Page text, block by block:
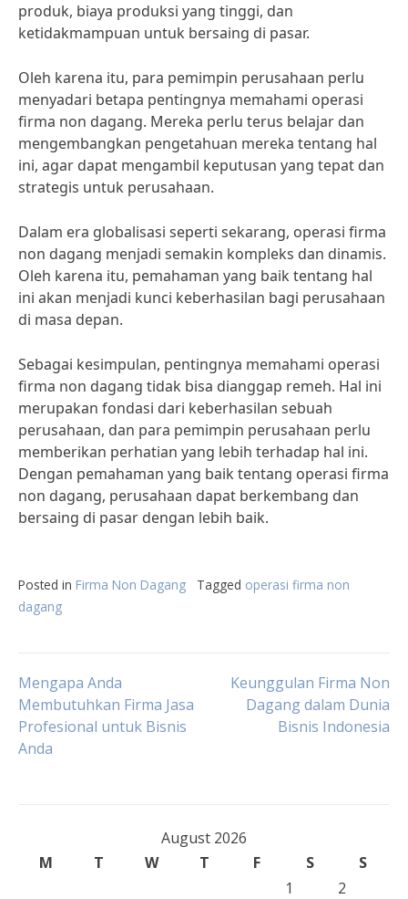
produk, biaya produksi yang tinggi, dan
ketidakmampuan untuk bersaing di pasar.
Oleh karena itu, para pemimpin perusahaan perlu
menyadari betapa pentingnya memahami operasi
firma non dagang. Mereka perlu terus belajar dan
mengembangkan pengetahuan mereka tentang hal
ini, agar dapat mengambil keputusan yang tepat dan
strategis untuk perusahaan.
Dalam era globalisasi seperti sekarang, operasi firma
non dagang menjadi semakin kompleks dan dinamis.
Oleh karena itu, pemahaman yang baik tentang hal
ini akan menjadi kunci keberhasilan bagi perusahaan
di masa depan.
Sebagai kesimpulan, pentingnya memahami operasi
firma non dagang tidak bisa dianggap remeh. Hal ini
merupakan fondasi dari keberhasilan sebuah
perusahaan, dan para pemimpin perusahaan perlu
memberikan perhatian yang lebih terhadap hal ini.
Dengan pemahaman yang baik tentang operasi firma
non dagang, perusahaan dapat berkembang dan
bersaing di pasar dengan lebih baik.
Posted in Firma Non Dagang Tagged operasi firma non
dagang
Post
navigation
Mengapa Anda
Membutuhkan Firma Jasa
Profesional untuk Bisnis
Anda
Keunggulan Firma Non
Dagang dalam Dunia
Bisnis Indonesia
August 2026
M
T W T F S
S
1
2